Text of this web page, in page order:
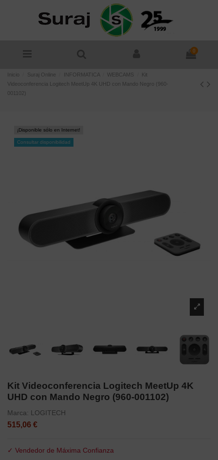
0
Inicio Suraj Online INFORMATICA WEBCAMS
Kit
Videoconferencia Logitech MeetUp 4K UHD con Mando Negro (960-
001102)
¡Disponible sólo en Internet!
Consultar disponibilidad
Kit Videoconferencia Logitech MeetUp 4K
UHD con Mando Negro (960-001102)
Marca: LOGITECH
515,06 €
✓ Vendedor de Máxima Confianza